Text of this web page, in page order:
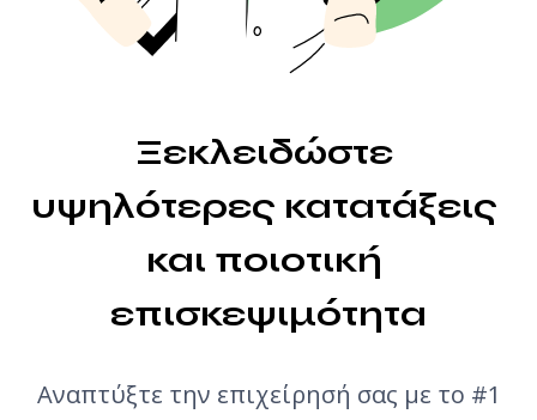
Generator ιδεών άρθρων
Ξεκλειδώστε
υψηλότερες κατατάξεις
και ποιοτική
επισκεψιμότητα
Αναπτύξτε την επιχείρησή σας με το #1